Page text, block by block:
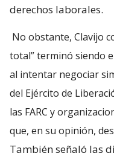
derechos laborales.
No obstante, Clavijo
total” terminó siendo
al intentar negociar
del Ejército de
las FARC y
que, en su opinión,
También señaló las